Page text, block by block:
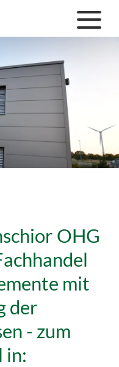
OHG
mit
der
- zum
in: